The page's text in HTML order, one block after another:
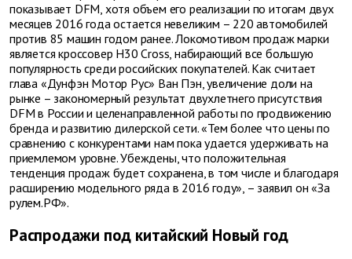
показывает DFM, хотя объем его реализации по итогам двух
месяцев 2016 года остается невеликим – 220 автомобилей
против 85 машин годом ранее. Локомотивом продаж марки
является кроссовер Н30 Cross, набирающий все большую
популярность среди российских покупателей. Как считает
глава «Дунфэн Мотор Рус» Ван Пэн, увеличение доли на
рынке – закономерный результат двухлетнего присутствия
DFM в России и целенаправленной работы по продвижению
бренда и развитию дилерской сети. «Тем более что цены по
сравнению с конкурентами нам пока удается удерживать на
приемлемом уровне. Убеждены, что положительная
тенденция продаж будет сохранена, в том числе и благодаря
расширению модельного ряда в 2016 году», – заявил он «За
рулем.РФ».
Распродажи под китайский Новый год